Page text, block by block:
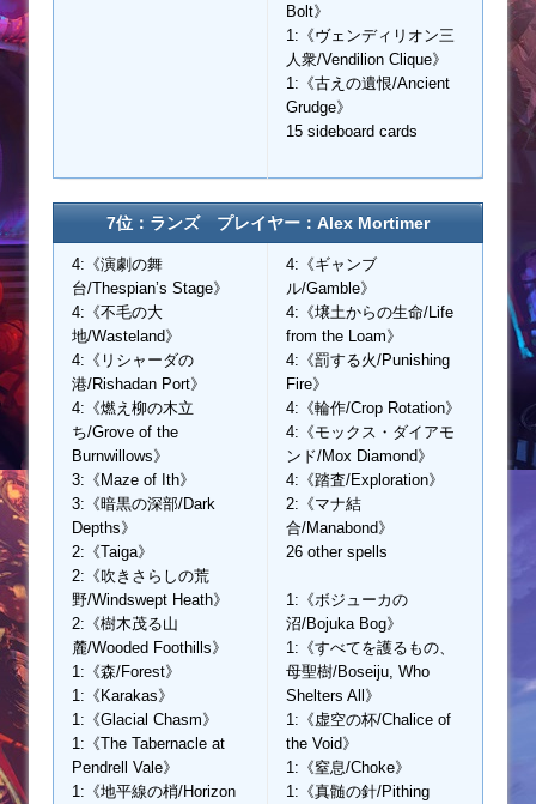
Bolt》
1:《ヴェンディリオン三
人衆/Vendilion Clique》
1:《古えの遺恨/Ancient
Grudge》
15 sideboard cards
7位：ランズ プレイヤー：Alex Mortimer
4:《演劇の舞
台/Thespian’s Stage》
4:《不毛の大
地/Wasteland》
4:《リシャーダの
港/Rishadan Port》
4:《燃え柳の木立
ち/Grove of the
Burnwillows》
3:《Maze of Ith》
3:《暗黒の深部/Dark
Depths》
2:《Taiga》
2:《吹きさらしの荒
野/Windswept Heath》
2:《樹木茂る山
麓/Wooded Foothills》
1:《森/Forest》
1:《Karakas》
1:《Glacial Chasm》
1:《The Tabernacle at
Pendrell Vale》
1:《地平線の梢/Horizon
4:《ギャンブ
ル/Gamble》
4:《壌土からの生命/Life
from the Loam》
4:《罰する火/Punishing
Fire》
4:《輪作/Crop Rotation》
4:《モックス・ダイアモ
ンド/Mox Diamond》
4:《踏査/Exploration》
2:《マナ結
合/Manabond》
26 other spells
1:《ボジューカの
沼/Bojuka Bog》
1:《すべてを護るもの、
母聖樹/Boseiju, Who
Shelters All》
1:《虚空の杯/Chalice of
the Void》
1:《窒息/Choke》
1:《真髄の針/Pithing